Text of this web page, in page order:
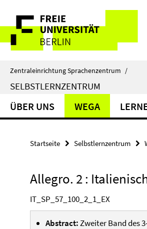
direkt
Inhalt
Service-
Navigation
Zentraleinrichtung Sprachenzentrum /
SELBSTLERNZENTRUM
ÜBER UNS WEGA
Startseite Selbstlernzentrum
Allegro. 2 :
IT_SP_57_100_2_1_EX
Abstract:Zweiter Band des